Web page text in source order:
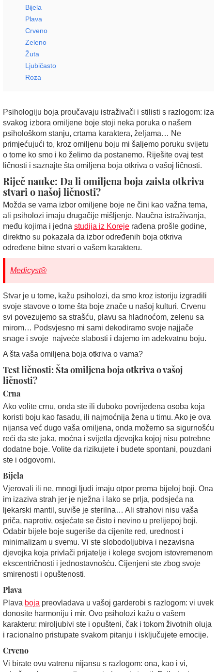
Bijela
Plava
Crveno
Zeleno
Žuta
Ljubičasto
Roza
Psihologiju boja proučavaju istraživači i stilisti s razlogom: iza
svakog izbora omiljene boje stoji neka poruka o našem
psihološkom stanju, crtama karaktera, željama… Ne
primjećujući to, kroz omiljenu boju mi šaljemo poruku svijetu
o tome ko smo i ko želimo da postanemo. Riješite ovaj test
ličnosti i saznajte šta omiljena boja otkriva o vašoj ličnosti.
Riječ nauke: Da li omiljena boja zaista otkriva
stvari o našoj ličnosti?
Možda se vama izbor omiljene boje ne čini kao važna tema,
ali psiholozi imaju drugačije mišljenje. Naučna istraživanja,
među kojima i jedna studija iz Koreje rađena prošle godine,
direktno su pokazala da izbor određenih boja otkriva
određene bitne stvari o vašem karakteru.
Medicyst®
Stvar je u tome, kažu psiholozi, da smo kroz istoriju izgradili
svoje stavove o tome šta boje znače u našoj kulturi. Crvenu
svi povezujemo sa strašću, plavu sa hladnoćom, zelenu sa
mirom… Podsvjesno mi sami dekodiramo svoje najjače
snage i svoje najveće slabosti i dajemo im adekvatnu boju.
A šta vaša omiljena boja otkriva o vama?
Test ličnosti: Šta omiljena boja otkriva o vašoj
ličnosti?
Crna
Ako volite crnu, onda ste ili duboko povrijeđena osoba koja
koristi boju kao fasadu, ili najmoćnija žena u timu. Ako je ova
nijansa već dugo vaša omiljena, onda možemo sa sigurnošću
reći da ste jaka, moćna i svijetla djevojka kojoj nisu potrebne
dodatne boje. Volite da rizikujete i budete spontani, pouzdani
ste i odgovorni.
Bijela
Vjerovali ili ne, mnogi ljudi imaju otpor prema bijeloj boji. Ona
im izaziva strah jer je nježna i lako se prlja, podsjeća na
ljekarski mantil, suviše je sterilna… Ali strahovi nisu vaša
priča, naprotiv, osjećate se čisto i nevino u prelijepoj boji.
Odabir bijele boje sugeriše da cijenite red, urednost i
minimalizam u svemu. Vi ste slobodoljubiva i nezavisna
djevojka koja privlači prijatelje i kolege svojom istovremenom
ekscentričnosti i jednostavnošću. Cijenjeni ste zbog svoje
smirenosti i opuštenosti.
Plava
Plava boja preovladava u vašoj garderobi s razlogom: vi uvek
donosite harmoniju i mir. Ovo psiholozi kažu o vašem
karakteru: miroljubivi ste i opušteni, čak i tokom životnih oluja
i racionalno pristupate svakom pitanju i isključujete emocije.
Crveno
Vi birate ovu vatrenu nijansu s razlogom: ona, kao i vi,